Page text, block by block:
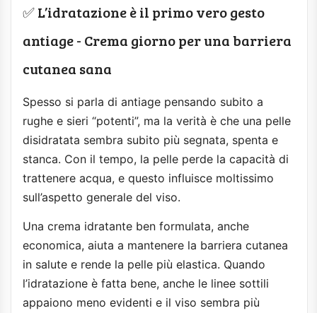
✅ L’idratazione è il primo vero gesto
antiage - Crema giorno per una barriera
cutanea sana
Spesso si parla di antiage pensando subito a
rughe e sieri “potenti”, ma la verità è che una pelle
disidratata sembra subito più segnata, spenta e
stanca. Con il tempo, la pelle perde la capacità di
trattenere acqua, e questo influisce moltissimo
sull’aspetto generale del viso.
Una crema idratante ben formulata, anche
economica, aiuta a mantenere la barriera cutanea
in salute e rende la pelle più elastica. Quando
l’idratazione è fatta bene, anche le linee sottili
appaiono meno evidenti e il viso sembra più